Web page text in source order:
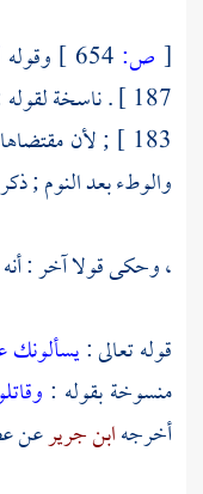
[ ص: وقوله
187 ] . ناسخة لقوله :
183 ] ; لأن
والوطء بعد النوم ;
، وحكى قولا آخر :
قوله تعالى :يسألونك
منسوخة بقوله :
أخرجهابن جريرعن